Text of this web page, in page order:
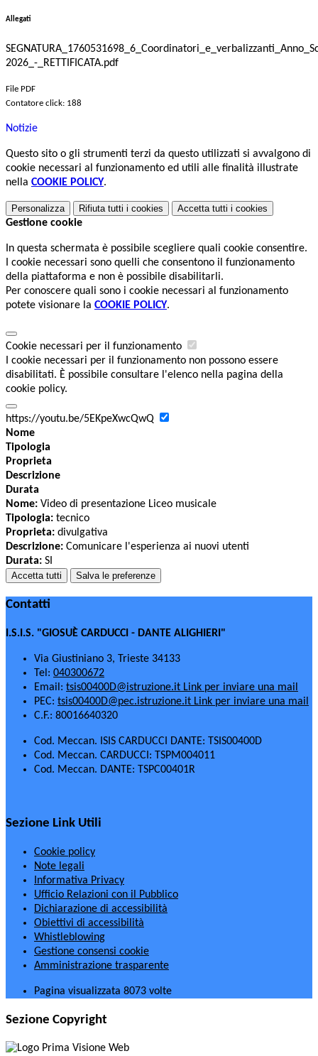
Allegati
2026_-_RETTIFICATA.pdf
File PDF
Contatore click: 188
Notizie
Questo sito o gli strumenti terzi da questo utilizzati si avvalgono di
cookie necessari al funzionamento ed utili alle finalità illustrate
nella COOKIE POLICY.
Personalizza Rifiuta tutti i cookies Accetta tutti i cookies
Gestione cookie
In questa schermata è possibile scegliere quali cookie consentire.
I cookie necessari sono quelli che consentono il funzionamento
della piattaforma e non è possibile disabilitarli.
Per conoscere quali sono i cookie necessari al funzionamento
potete visionare la COOKIE POLICY.
Cookie necessari per il funzionamento
I cookie necessari per il funzionamento non possono essere
disabilitati. È possibile consultare l'elenco nella pagina della
cookie policy.
https://youtu.be/5EKpeXwcQwQ
Nome
Tipologia
Proprieta
Descrizione
Durata
Nome: Video di presentazione Liceo musicale
Tipologia: tecnico
Proprieta: divulgativa
Descrizione: Comunicare l'esperienza ai nuovi utenti
Durata: SI
Accetta tutti Salva le preferenze
Contatti
I.S.I.S. "GIOSUÈ CARDUCCI - DANTE ALIGHIERI"
Via Giustiniano 3, Trieste 34133
Tel: 040300672
Email: tsis00400D@istruzione.it Link per inviare una mail
PEC: tsis00400D@pec.istruzione.it Link per inviare una mail
C.F.: 80016640320
Cod. Meccan. ISIS CARDUCCI DANTE: TSIS00400D
Cod. Meccan. CARDUCCI: TSPM004011
Cod. Meccan. DANTE: TSPC00401R
Sezione Link Utili
Cookie policy
Note legali
Informativa Privacy
Ufficio Relazioni con il Pubblico
Dichiarazione di accessibilità
Obiettivi di accessibilità
Whistleblowing
Gestione consensi cookie
Amministrazione trasparente
Pagina visualizzata 8073 volte
Sezione Copyright